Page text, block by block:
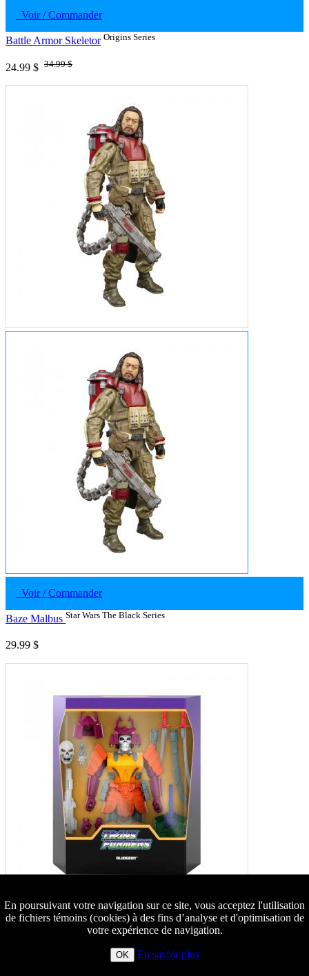
Voir / Commander
Battle Armor Skeletor Origins Series
24.99 $ 34.99 $
Voir / Commander
Baze Malbus Star Wars The Black Series
29.99 $
En poursuivant votre navigation sur ce site, vous acceptez l'utilisation
de fichiers témoins (cookies) à des fins d’analyse et d'optimisation de
votre expérience de navigation.
OK En savoir plus